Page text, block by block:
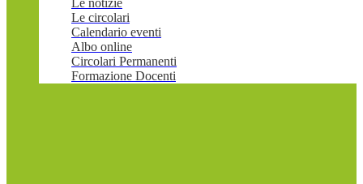
Le notizie
Le circolari
Calendario eventi
Albo online
Circolari Permanenti
Formazione Docenti